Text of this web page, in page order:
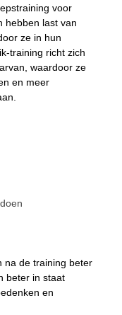
voor
hebben last van
ze in hun
training richt zich
waardoor ze
en meer
na de training beter
beter in staat
en